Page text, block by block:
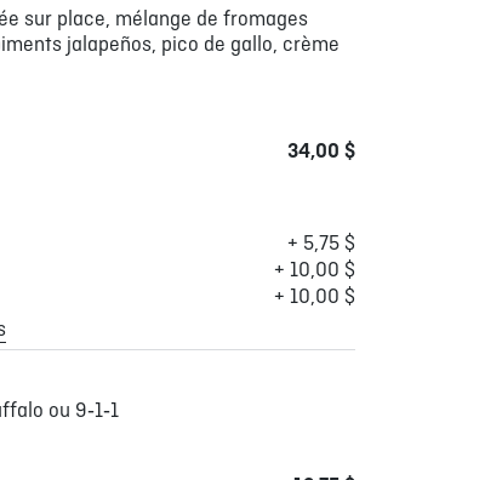
sur place, mélange de fromages
jalapeños, pico de gallo, crème
34,00 $
+ 5,75 $
+ 10,00 $
+ 10,00 $
ou 9‑1‑1